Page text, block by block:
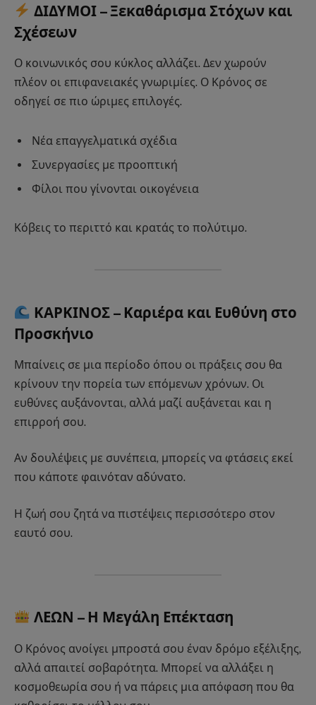
ΔΙΔΥΜΟΙ – Ξεκαθάρισμα Στόχων και
Σχέσεων
Ο κοινωνικός σου κύκλος αλλάζει. Δεν χωρούν
πλέον οι επιφανειακές γνωριμίες. Ο Κρόνος σε
οδηγεί σε πιο ώριμες επιλογές.
Νέα επαγγελματικά σχέδια
Συνεργασίες με προοπτική
Φίλοι που γίνονται οικογένεια
Κόβεις το περιττό και κρατάς το πολύτιμο.
ΚΑΡΚΙΝΟΣ – Καριέρα και Ευθύνη στο
Προσκήνιο
Μπαίνεις σε μια περίοδο όπου οι πράξεις σου θα
κρίνουν την πορεία των επόμενων χρόνων. Οι
ευθύνες αυξάνονται, αλλά μαζί αυξάνεται και η
επιρροή σου.
Αν δουλέψεις με συνέπεια, μπορείς να φτάσεις εκεί
που κάποτε φαινόταν αδύνατο.
Η ζωή σου ζητά να πιστέψεις περισσότερο στον
εαυτό σου.
ΛΕΩΝ – Η Μεγάλη Επέκταση
Ο Κρόνος ανοίγει μπροστά σου έναν δρόμο εξέλιξης,
αλλά απαιτεί σοβαρότητα. Μπορεί να αλλάξει η
κοσμοθεωρία σου ή να πάρεις μια απόφαση που θα